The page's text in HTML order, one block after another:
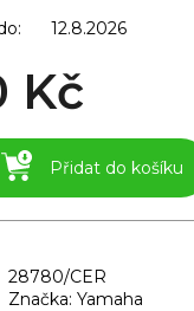
12.8.2026
Kč
Přidat do košíku
28780/CER
Značka: Yamaha